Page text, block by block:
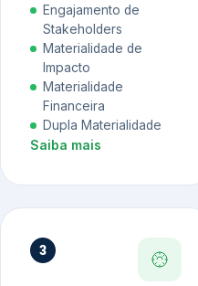
Engajamento de
Stakeholders
Materialidade de
Impacto
Materialidade
Financeira
Dupla Materialidade
Saiba mais
3